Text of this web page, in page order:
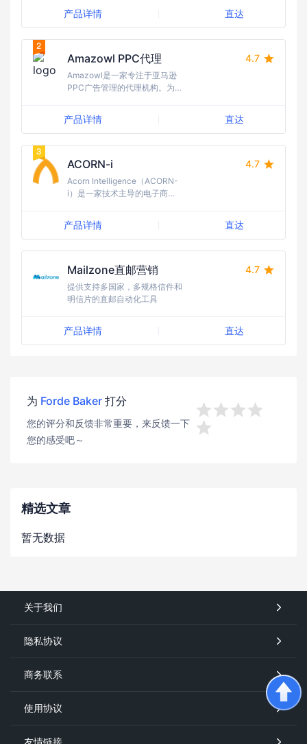
产品详情 直达
Amazowl PPC代理 4.7
Amazowl是一家专注于亚马逊
PPC广告管理的代理机构。为
帮助用户管理和优化他们的
PPC广告系列。
产品详情 直达
ACORN-i 4.7
Acorn Intelligence（ACORN-
i）是一家技术主导的电子商务
产品详情 直达
Mailzone直邮营销 4.7
提供支持多国家，多规格信件和
明信片的直邮自动化工具
产品详情 直达
为 Forde Baker 打分
您的评分和反馈非常重要，来反馈一下
您的感受吧～


精选文章
暂无数据
关于我们
隐私协议
商务联系
使用协议
友情链接